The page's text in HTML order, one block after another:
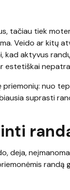
tačiau tiek
Veido ar kitų
kad aktyvus
estetiškai
nuo
suprasti
deja,
randą